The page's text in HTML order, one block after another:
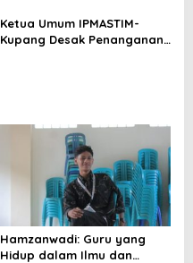
Kayu Sonokeling Ilegal di
TTU
Ketua Umum IPMASTIM-
Kupang Desak Penanganan
Hamzanwadi: Guru yang
Hidup dalam Ilmu dan